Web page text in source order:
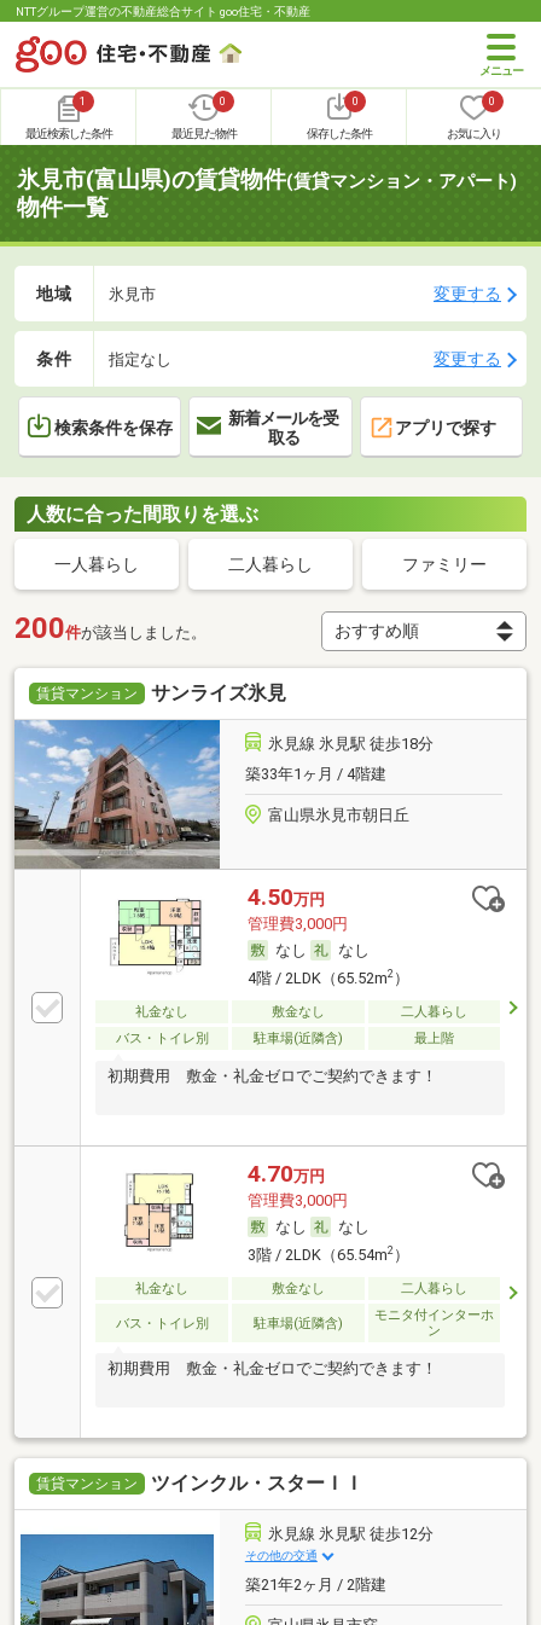
NTTグループ運営の不動産総合サイト goo住宅・不動産
1
最近検索した条件
0
最近見た物件
0
保存した条件
0
お気に入り
氷見市(富山県)の賃貸物件(賃貸マンション・アパート)
物件一覧
地域 氷見市 変更する
条件 指定なし 変更する
検索条件を保存
新着メールを受
取る
アプリで探す
人数に合った間取りを選ぶ
一人暮らし 二人暮らし ファミリー
200件が該当しました。
賃貸マンション サンライズ氷見
氷見線 氷見駅 徒歩18分
築33年1ヶ月 / 4階建
富山県氷見市朝日丘
4.50万円
管理費3,000円
なし
なし
4階 / 2LDK（65.52m2）
礼金なし 敷金なし
二人暮らし
バス・トイレ別
駐車場(近隣含) 最上階
初期費用 敷金・礼金ゼロでご契約できます！
4.70万円
管理費3,000円
なし
なし
3階 / 2LDK（65.54m2）
礼金なし 敷金なし 二人暮らし
バス・トイレ別 駐車場(近隣含)
モニタ付インターホ
ン
初期費用 敷金・礼金ゼロでご契約できます！
賃貸マンション ツインクル・スターＩＩ
氷見線 氷見駅 徒歩12分
その他の交通
築21年2ヶ月 / 2階建